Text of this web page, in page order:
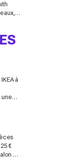
à
€
un